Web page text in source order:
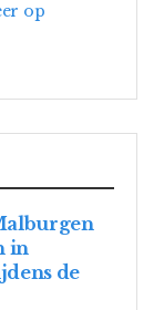
op
in
de